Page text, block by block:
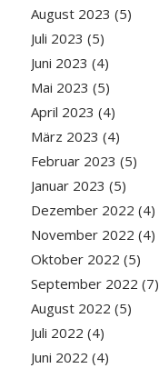
August 2023 (5)
Juli 2023 (5)
Juni 2023 (4)
Mai 2023 (5)
April 2023 (4)
März 2023 (4)
Februar 2023 (5)
Januar 2023 (5)
Dezember 2022 (4)
November 2022 (4)
Oktober 2022 (5)
September 2022 (7)
August 2022 (5)
Juli 2022 (4)
Juni 2022 (4)